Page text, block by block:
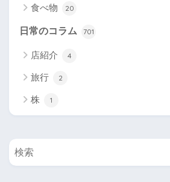
食べ物 20
日常のコラム 701
店紹介 4
旅行 2
株 1